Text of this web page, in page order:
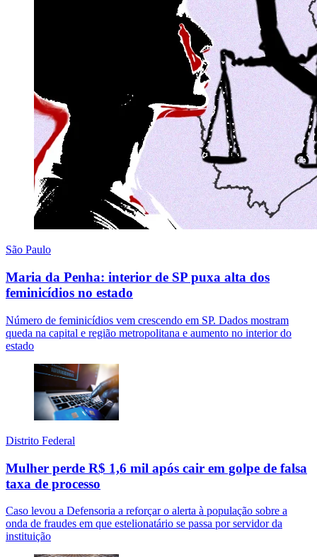
São Paulo
Maria da Penha: interior de SP puxa alta dos
feminicídios no estado
Número de feminicídios vem crescendo em SP. Dados mostram
queda na capital e região metropolitana e aumento no interior do
estado
Distrito Federal
Mulher perde R$ 1,6 mil após cair em golpe de falsa
taxa de processo
Caso levou a Defensoria a reforçar o alerta à população sobre a
onda de fraudes em que estelionatário se passa por servidor da
instituição